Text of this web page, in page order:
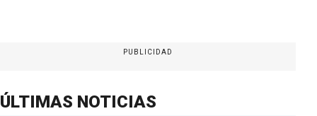
PUBLICIDAD
ÚLTIMAS NOTICIAS